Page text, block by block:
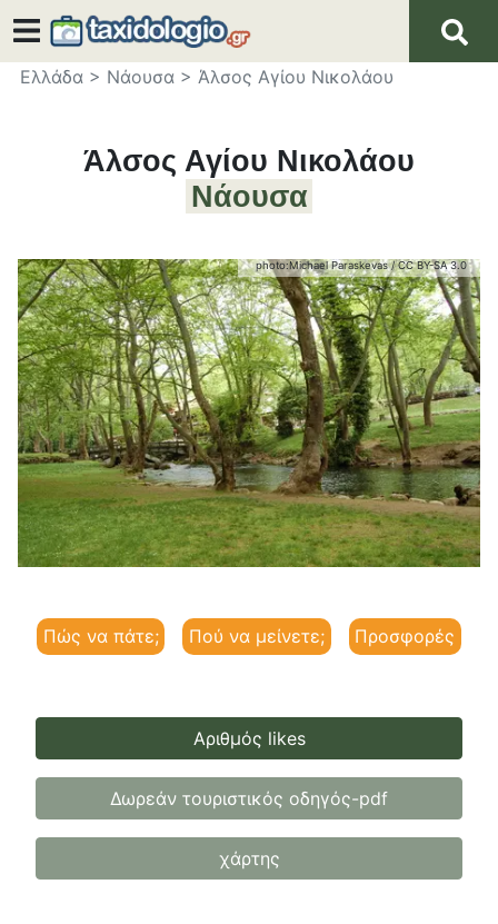
Ελλάδα > Νάουσα > Άλσος Αγίου Νικολάου
Άλσος Αγίου Νικολάου
Νάουσα
photo:Michael Paraskevas /CC BY-SA 3.0
Πώς να πάτε; Πού να μείνετε; Προσφορές
Αριθμός likes
Δωρεάν τουριστικός οδηγός-pdf
χάρτης